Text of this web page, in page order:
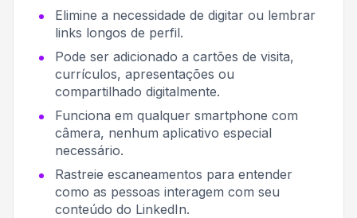
Elimine a necessidade de digitar ou lembrar
links longos de perfil.
Pode ser adicionado a cartões de visita,
currículos, apresentações ou
compartilhado digitalmente.
Funciona em qualquer smartphone com
câmera, nenhum aplicativo especial
necessário.
Rastreie escaneamentos para entender
como as pessoas interagem com seu
conteúdo do LinkedIn.